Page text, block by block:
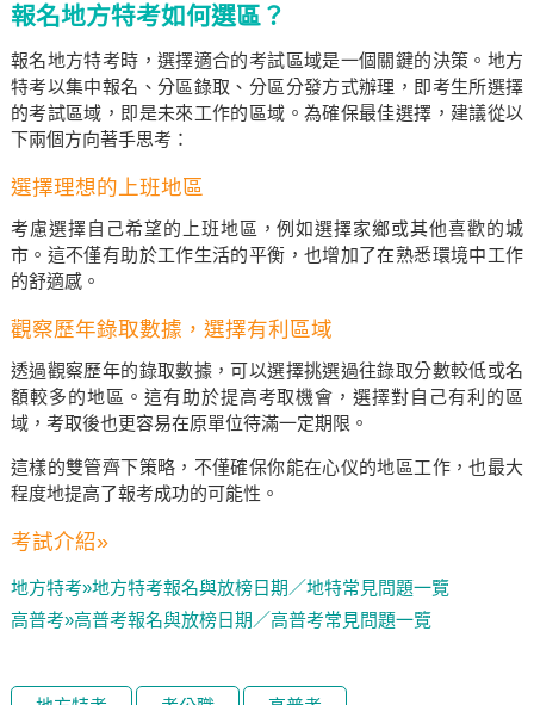
報名地方特考如何選區？
報名地方特考時，選擇適合的考試區域是一個關鍵的決策。地方
特考以集中報名、分區錄取、分區分發方式辦理，即考生所選擇
的考試區域，即是未來工作的區域。為確保最佳選擇，建議從以
下兩個方向著手思考：
選擇理想的上班地區
考慮選擇自己希望的上班地區，例如選擇家鄉或其他喜歡的城
市。這不僅有助於工作生活的平衡，也增加了在熟悉環境中工作
的舒適感。
觀察歷年錄取數據，選擇有利區域
透過觀察歷年的錄取數據，可以選擇挑選過往錄取分數較低或名
額較多的地區。這有助於提高考取機會，選擇對自己有利的區
域，考取後也更容易在原單位待滿一定期限。
這樣的雙管齊下策略，不僅確保你能在心仪的地區工作，也最大
程度地提高了報考成功的可能性。
考試介紹»
地方特考»地方特考報名與放榜日期／地特常見問題一覽
高普考»高普考報名與放榜日期／高普考常見問題一覽